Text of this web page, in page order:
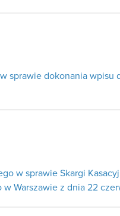
sprawie dokonania wpisu
w sprawie Skargi
Warszawie z dnia 22